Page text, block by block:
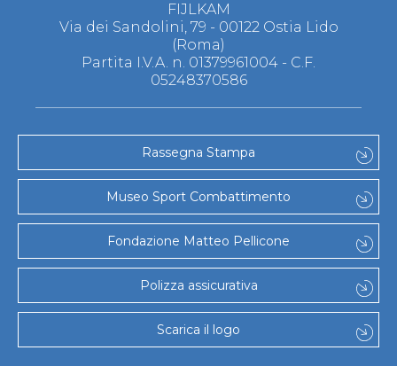
FIJLKAM
Via dei Sandolini, 79 - 00122 Ostia Lido
(Roma)
Partita I.V.A. n. 01379961004 - C.F.
05248370586
Rassegna Stampa
Museo Sport Combattimento
Fondazione Matteo Pellicone
Polizza assicurativa
Scarica il logo